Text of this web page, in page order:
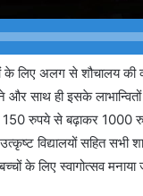
लिए अलग से शौचालय की
साथ ही इसके
150 रुपये से बढ़ाकर 1000
विद्यालयों सहित सभी
के लिए स्वागोत्सव मनाया